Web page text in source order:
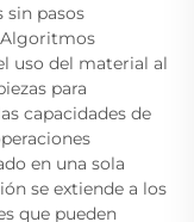
pasos
uso del material al
para
capacidades de
en una sola
se extiende a los
que pueden